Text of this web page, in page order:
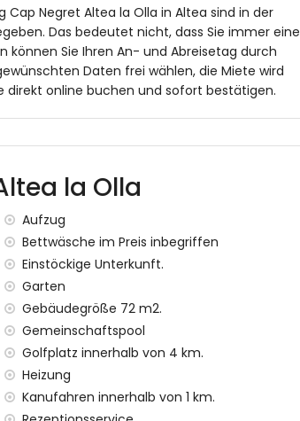
von 1000 Metern
hat einen Aufzug.
der Wohnung enthalten sind
in Altea, Costa Blanca
vom Haus)
Kilometern vom Haus)
Wasserpark (Agualandia) (innerhalb von 10
Cap Negret Altea la Olla in Altea sind in der
Das bedeutet nicht, dass Sie immer eine
können Sie Ihren An- und Abreisetag durch
Daten frei wählen, die Miete wird
online buchen und sofort bestätigen.
la Olla
Aufzug
Bettwäsche im Preis inbegriffen
Einstöckige Unterkunft.
Garten
Gebäudegröße 72 m2.
Gemeinschaftspool
Golfplatz innerhalb von 4 km.
Heizung
Kanufahren innerhalb von 1 km.